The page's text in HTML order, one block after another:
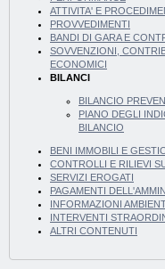
ATTIVITA' E
PROVVEDIMENTI
BANDI DI GARA E
SOVVENZIONI,
ECONOMICI
BILANCI
BILANCIO
PIANO DEGLI
BILANCIO
BENI IMMOBILI E
CONTROLLI E RILIEVI
SERVIZI EROGATI
PAGAMENTI
INFORMAZIONI
INTERVENTI
ALTRI CONTENUTI